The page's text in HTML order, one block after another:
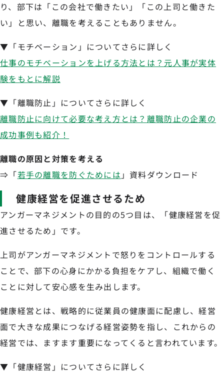
り、部下は「この会社で働きたい」「この上司と働きた
い」と思い、離職を考えることもありません。
▼「モチベーション」についてさらに詳しく
仕事のモチベーションを上げる方法とは？元人事が実体
験をもとに解説
▼「離職防止」についてさらに詳しく
離職防止に向けて必要な考え方とは？離職防止の企業の
成功事例も紹介！
離職の原因と対策を考える
⇒「若手の離職を防ぐためには 」資料ダウンロード
健康経営を促進させるため
アンガーマネジメントの目的の5つ目は、「健康経営を促
進させるため」です。
上司がアンガーマネジメントで怒りをコントロールする
ことで、部下の心身にかかる負担をケアし、組織で働く
ことに対して安心感を生み出します。
健康経営とは、戦略的に従業員の健康面に配慮し、経営
面で大きな成果につなげる経営姿勢を指し、これからの
経営では、ますます重要になってくると言われています。
▼「健康経営」についてさらに詳しく